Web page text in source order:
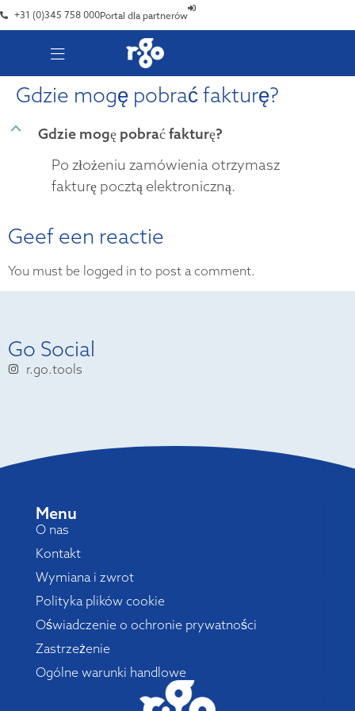
+31 (0)345 758 000Portal dla partnerów
Gdzie mogę pobrać fakturę?
B
Gdzie mogę pobrać fakturę?
Po złożeniu zamówienia otrzymasz
fakturę pocztą elektroniczną.
Geef een reactie
You must be logged in to post a comment.
Go Social
r.go.tools
Menu
O nas
Kontakt
Wymiana i zwrot
Polityka plików cookie
Oświadczenie o ochronie prywatności
Zastrzeżenie
Ogólne warunki handlowe